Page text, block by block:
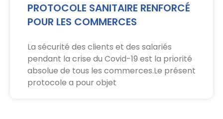
PROTOCOLE SANITAIRE RENFORCÉ
POUR LES COMMERCES
La sécurité des clients et des salariés
pendant la crise du Covid-19 est la priorité
absolue de tous les commerces.Le présent
protocole a pour objet